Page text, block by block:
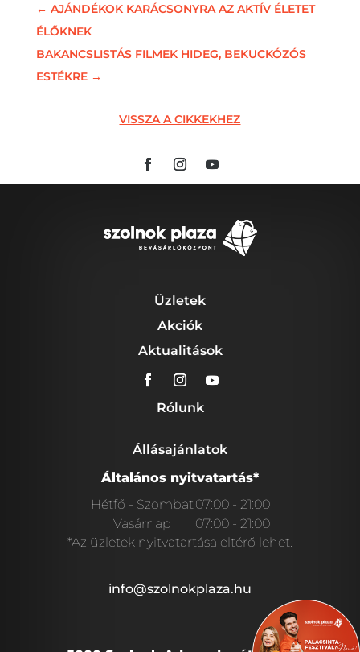
← AJÁNDÉKOK KARÁCSONYRA AZ AKTÍV ÉLETET
ÉLŐKNEK
BAKANCSLISTÁS FILMEK HIDEG, BEKUCKÓZÓS
ESTÉKRE→
VISSZA A CIKKEKHEZ
Üzletek
Akciók
Aktualitások
Rólunk
Állásajánlatok
Általános nyitvatartás*
Hétfő - Szombat 07:00 - 21:00
Vasárnap
07:00 - 21:00
*Az üzletek nyitvatartása eltérő lehet.
info@szolnokplaza.hu